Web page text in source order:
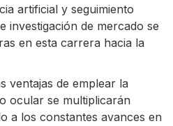
artificial y seguimiento
investigación de mercado se
en esta carrera hacia la
ventajas de emplear la
ocular se multiplicarán
a los constantes avances en